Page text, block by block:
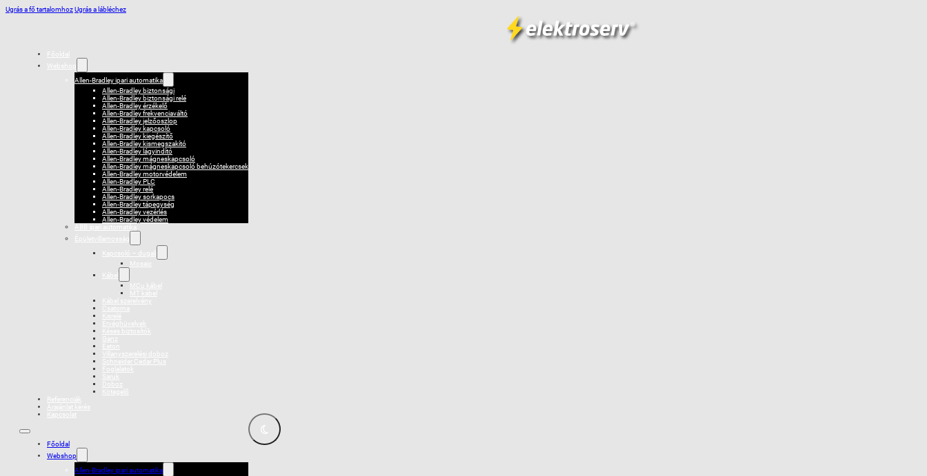
Ugrás a fő tartalomhozUgrás a lábléchez
Főoldal
Webshop
Allen-Bradley ipari automatika
Allen-Bradley biztonsági
Allen-Bradley biztonsági relé
Allen-Bradley érzékelő
Allen-Bradley frekvenciaváltó
Allen-Bradley jelzőoszlop
Allen-Bradley kapcsoló
Allen-Bradley kiegészítő
Allen-Bradley kismegszakító
Allen-Bradley lágyindító
Allen-Bradley mágneskapcsoló
Allen-Bradley mágneskapcsoló behúzótekercsek
Allen-Bradley motorvédelem
Allen-Bradley PLC
Allen-Bradley relé
Allen-Bradley sorkapocs
Allen-Bradley tápegység
Allen-Bradley vezérlés
Allen-Bradley védelem
ABB ipari automatika
Épületvillamosság
Kapcsoló – dugalj
Mosaic
Kábel
MCu kábel
MT kábel
Kábel szerelvény
Csatorna
Kisrelé
Érvéghüvelyek
Késes biztosítók
Ganz
Eaton
Villanyszerelési doboz
Schneider Cedar Plus
Foglalatok
Saruk
Doboz
Kötegelõ
Referenciák
Árajánlat kérés
Kapcsolat
Főoldal
Webshop
Allen-Bradley ipari automatika